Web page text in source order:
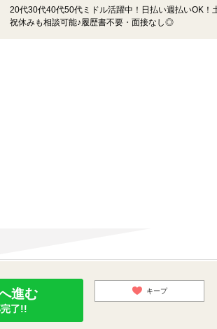
20代30代40代50代ミドル活躍中！日払い週払いOK！
祝休みも相談可能♪履歴書不要・面接なし◎
進む
了!!
キープ